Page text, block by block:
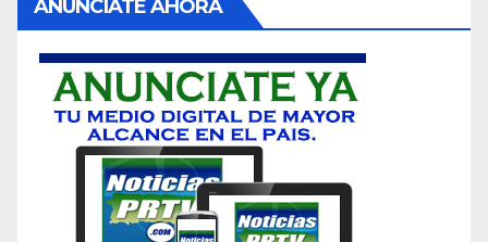
ANUNCIATE AHORA